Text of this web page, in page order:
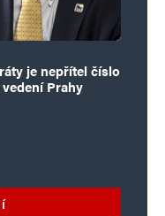
je nepřítel číslo
Prahy